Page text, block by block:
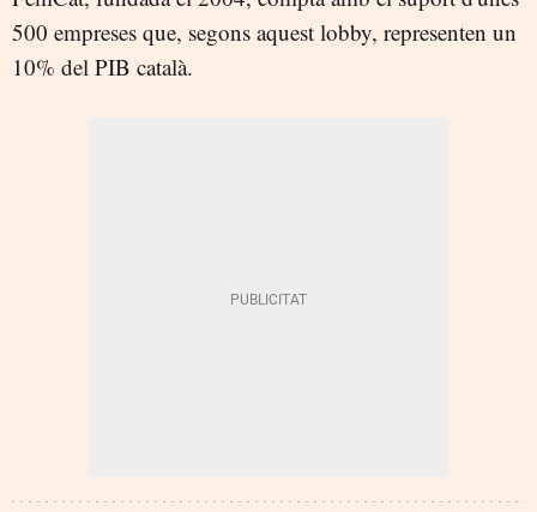
500 empreses que, segons aquest lobby, representen un
10% del PIB català.